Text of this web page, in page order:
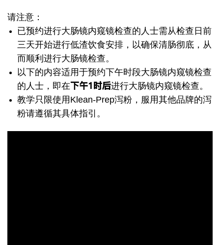
请注意：
已预约进行大肠镜内窥镜检查的人士需从检查日前
三天开始进行低渣饮食安排，以确保清肠彻底，从
而顺利进行大肠镜检查。
以下的内容适用于预约下午时段大肠镜内窥镜检查
的人士，即在下午1时后进行大肠镜内窥镜检查。
教学只限使用Klean-Prep泻粉，服用其他品牌的泻
粉请遵循其具体指引。